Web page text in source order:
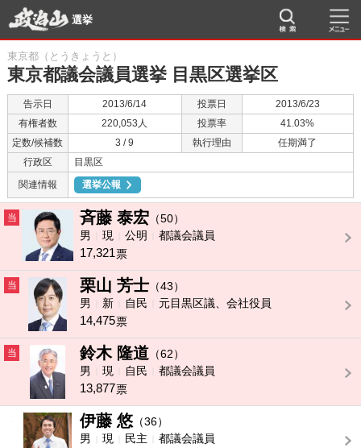
選挙
東京都（とうきょうと）
東京都議会議員選挙 目黒区選挙区
告示日 2013/6/14 投票日
2013/6/23
有権者数
220,053人 投票率
41.03%
定数/候補数
3 / 9 執行理由
任期満了
行政区
目黒区
関連情報
選挙公報
当 斉藤 泰宏 （50）
男
現 公明 都議会議員
17,321票
当 栗山 芳士 （43）
男
新 自民 元目黒区議、会社役員
14,475票
当 鈴木 隆道 （62）
男
現 自民 都議会議員
13,877票
伊藤 悠 （36）
男
現 民主 都議会議員